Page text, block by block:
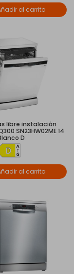
al carrito
libre instalación
SN23HW02ME 14
D
al carrito